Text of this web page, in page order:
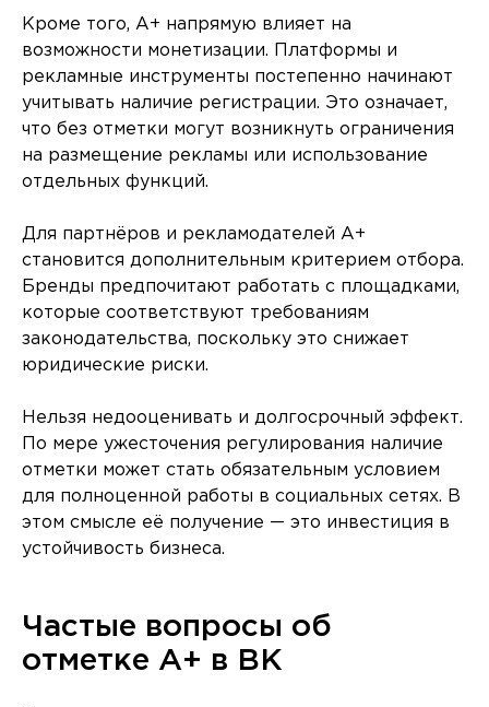
Кроме того, A+ напрямую влияет на
возможности монетизации. Платформы и
рекламные инструменты постепенно начинают
учитывать наличие регистрации. Это означает,
что без отметки могут возникнуть ограничения
на размещение рекламы или использование
отдельных функций.
Для партнёров и рекламодателей A+
становится дополнительным критерием отбора.
Бренды предпочитают работать с площадками,
которые соответствуют требованиям
законодательства, поскольку это снижает
юридические риски.
Нельзя недооценивать и долгосрочный эффект.
По мере ужесточения регулирования наличие
отметки может стать обязательным условием
для полноценной работы в социальных сетях. В
этом смысле её получение — это инвестиция в
устойчивость бизнеса.
Частые вопросы об
отметке A+ в ВК